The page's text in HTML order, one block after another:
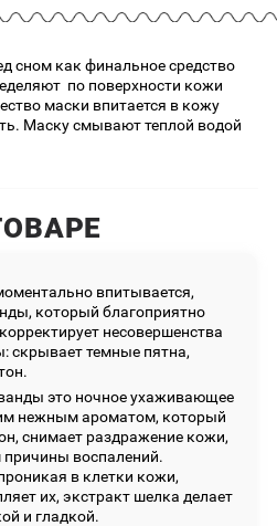
сном как финальное средство
по поверхности кожи
маски впитается в кожу
Маску смывают теплой водой
впитывается,
который благоприятно
несовершенства
скрывает темные пятна,
это ночное ухаживающее
нежным ароматом, который
снимает раздражение кожи,
воспалений.
в клетки кожи,
их, экстракт шелка делает
и гладкой.